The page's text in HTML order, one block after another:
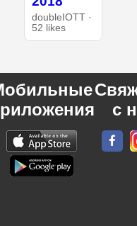
doubleIOTT ·
52 likes
с